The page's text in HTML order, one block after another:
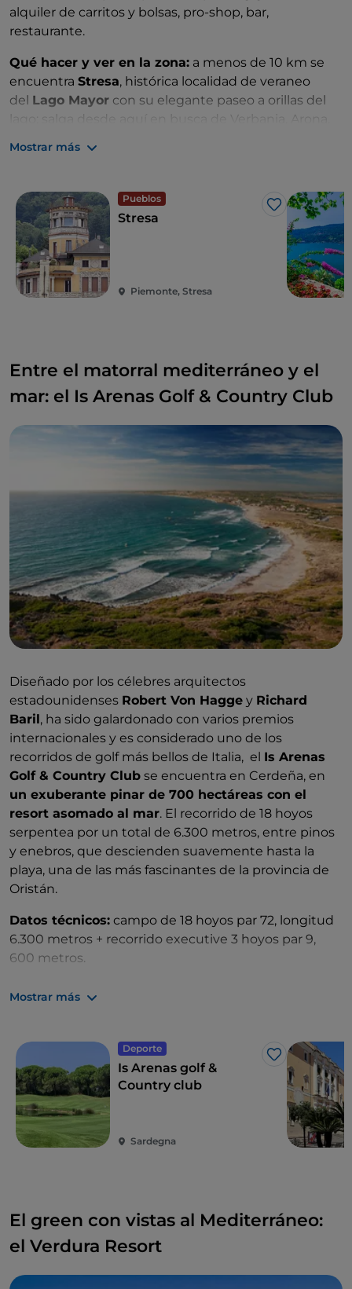
alquiler de carritos y bolsas, pro-shop, bar,
restaurante.
Qué hacer y ver en la zona: a menos de 10 km se
encuentra Stresa, histórica localidad de veraneo
del Lago Mayor con su elegante paseo a orillas del
lago; salga desde aquí en busca de Verbania, Arona,
Mostrar más
Pueblos
Me gusta
Stresa
Piemonte, Stresa
Entre el matorral mediterráneo y el
mar: el Is Arenas Golf & Country Club
Diseñado por los célebres arquitectos
estadounidenses Robert Von Hagge y Richard
Baril, ha sido galardonado con varios premios
internacionales y es considerado uno de los
recorridos de golf más bellos de Italia, el Is Arenas
Golf & Country Club se encuentra en Cerdeña, en
un exuberante pinar de 700 hectáreas con el
resort asomado al mar. El recorrido de 18 hoyos
serpentea por un total de 6.300 metros, entre pinos
y enebros, que descienden suavemente hasta la
playa, una de las más fascinantes de la provincia de
Oristán.
Datos técnicos: campo de 18 hoyos par 72, longitud
6.300 metros + recorrido executive 3 hoyos par 9,
600 metros.
: campo de prácticas, pitching green,
restaurante, bar, alojamientos, beach club.
Qué hacer y ver en la zona:aquí se encuentran
algunas de lasplayas más hermosas de
Cerdeña(entre otras, además de Is Arenas,
Is
Arutas
, Maimoni ), el Museo
arqueológico de Cabras
(20 km) y
Mostrar más
Deporte
Me gusta
Is Arenas golf &
Country club
Sardegna
El green con vistas al Mediterráneo:
el Verdura Resort